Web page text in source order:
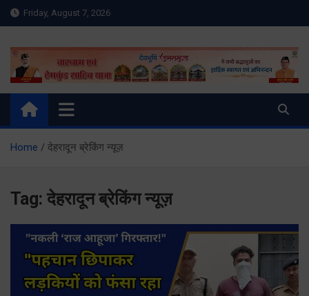
Skip
to
Friday, August 7, 2026
Meru Raibar | Uttarakhand
News | Uttarkashi News
meruraibar.com
Home देहरादून ब्रेकिंग न्यूज़
Tag: देहरादून ब्रेकिंग न्यूज़